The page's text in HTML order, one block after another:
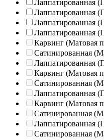
Лаппатированная
Лаппатированная
Лаппатированная
Лаппатированная
Карвинг (Матовая
Сатинированная
Лаппатированная
Карвинг (Матовая
Сатинированная
Лаппатированная
Карвинг (Матовая
Сатинированная
Лаппатированная
Сатинированная